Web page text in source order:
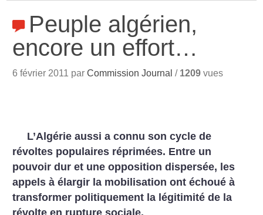
Peuple algérien,
encore un effort…
6 février 2011 parCommission Journal / 1209 vues
L’Algérie aussi a connu son cycle de
révoltes populaires réprimées. Entre un
pouvoir dur et une opposition dispersée, les
appels à élargir la mobilisation ont échoué à
transformer politiquement la légitimité de la
révolte en rupture sociale.